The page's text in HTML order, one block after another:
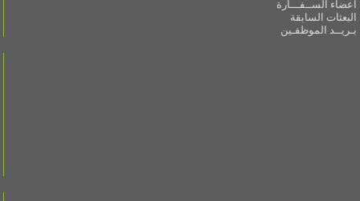
اعضاء الســفـــارة
البعثات السابقة
بـريــد الموظفـين